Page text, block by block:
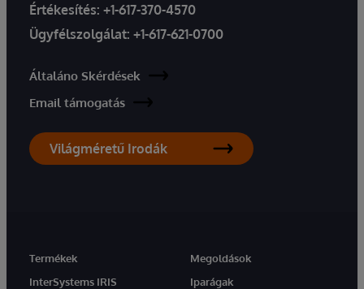
Értékesítés: +1-617-370-4570
Ügyfélszolgálat: +1-617-621-0700
Általáno Skérdések
Email támogatás
Világméretű Irodák
Termékek
InterSystems IRIS
Megoldások
Iparágak